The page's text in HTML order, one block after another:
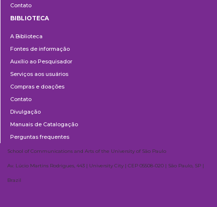
Contato
BIBLIOTECA
A Biblioteca
Fontes de informação
Auxílio ao Pesquisador
Serviços aos usuários
Compras e doações
Contato
Divulgação
Manuais de Catalogação
Perguntas frequentes
School of Communications and Arts of the University of São Paulo
Av. Lúcio Martins Rodrigues, 443 | University City | CEP 05508-020 | São Paulo, SP |
Brazil